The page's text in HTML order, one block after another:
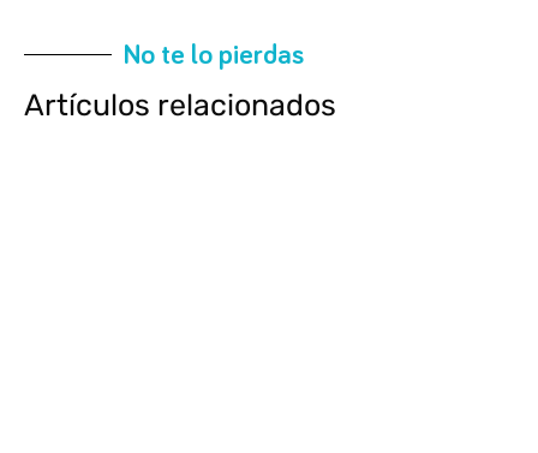
No te lo pierdas
Artículos relacionados